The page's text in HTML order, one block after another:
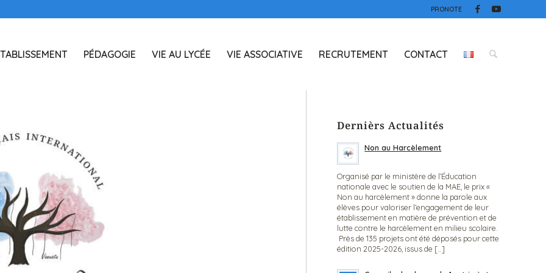
PRONOTE
PÉDAGOGIE VIE AU LYCÉE VIE ASSOCIATIVE RECRUTEMENT CONTACT
Dernièrs Actualités
Non au Harcèlement
Organisé par le ministère de l’Éducation
nationale avec le soutien de la MAE, le prix «
Non au harcèlement » donne la parole aux
élèves pour valoriser l’engagement de leur
établissement en matière de prévention et de
lutte contre le harcèlement en milieu scolaire.
Près de 135 projets ont été déposés pour cette
édition 2025-2026, issus de […]